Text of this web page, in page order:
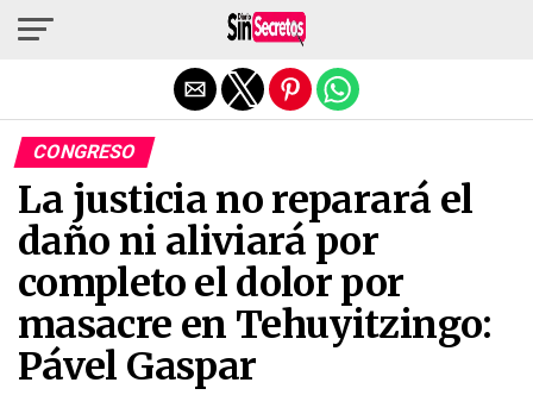
CONGRESO
La justicia no reparará el
daño ni aliviará por
completo el dolor por
masacre en Tehuyitzingo:
Pável Gaspar
Salir de la versión móvil